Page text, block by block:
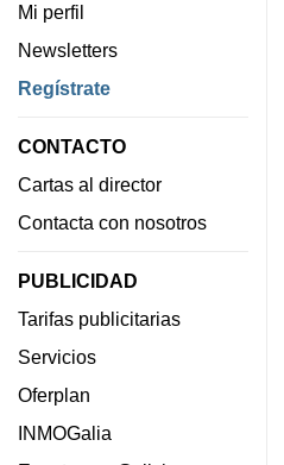
Mi perfil
Newsletters
Regístrate
CONTACTO
Cartas al director
Contacta con nosotros
PUBLICIDAD
Tarifas publicitarias
Servicios
Oferplan
INMOGalia